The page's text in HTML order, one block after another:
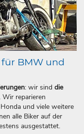
BMW und
: wir sind die
reparieren
und viele weitere
alle Biker auf der
ausgestattet.